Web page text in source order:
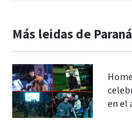
Más leidas de Paraná
en el